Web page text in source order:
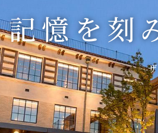
記憶を刻
記憶を刻